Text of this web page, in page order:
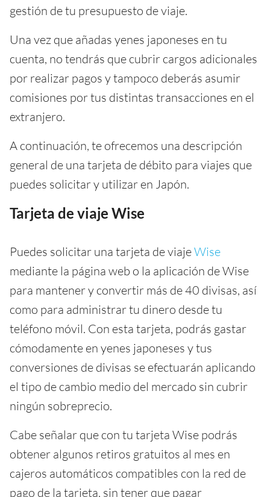
gestión de tu presupuesto de viaje.
Una vez que añadas yenes japoneses en tu
cuenta, no tendrás que cubrir cargos adicionales
por realizar pagos y tampoco deberás asumir
comisiones por tus distintas transacciones en el
extranjero.
A continuación, te ofrecemos una descripción
general de una tarjeta de débito para viajes que
puedes solicitar y utilizar en Japón.
Tarjeta de viaje Wise
Puedes solicitar una tarjeta de viajeWise
mediante la página web o la aplicación de Wise
para mantener y convertir más de 40 divisas, así
como para administrar tu dinero desde tu
teléfono móvil. Con esta tarjeta, podrás gastar
cómodamente en yenes japoneses y tus
conversiones de divisas se efectuarán aplicando
el tipo de cambio medio del mercado sin cubrir
ningún sobreprecio.
Cabe señalar que con tu tarjeta Wise podrás
obtener algunos retiros gratuitos al mes en
cajeros automáticos compatibles con la red de
pago de la tarjeta, sin tener que pagar